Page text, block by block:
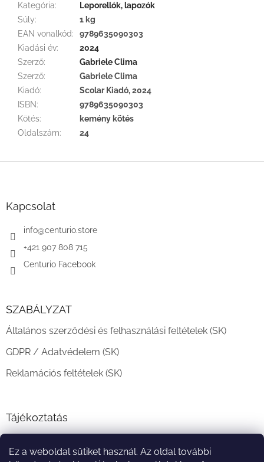
Ez a weboldal sütiket használ. Az oldal további
Kategória:
Leporellók, lapozók
Súly:
1 kg
EAN vonalkód:
9789635090303
Kiadási év:
2024
Szerző:
Gabriele Clima
Szerző:
Gabriele Clima
Kiadó:
Scolar Kiadó, 2024
ISBN:
9789635090303
Kötés:
kemény kötés
Oldalszám: 24
Kapcsolat
info@centurio.store
+421 907 808 715
Centurio Facebook
SZABÁLYZAT
Általános szerződési és felhasználási feltételek (SK)
GDPR / Adatvédelem (SK)
Reklamációs feltételek (SK)
Tájékoztatás